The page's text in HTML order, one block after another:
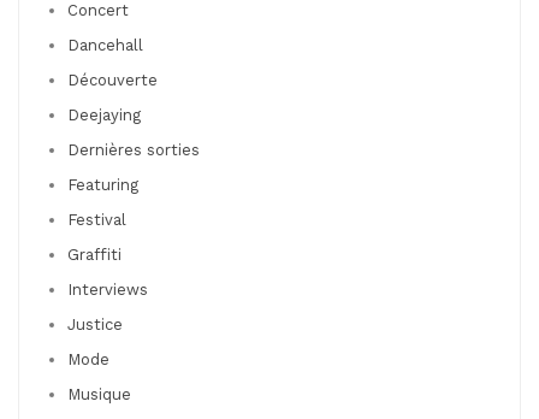
Concert
Dancehall
Découverte
Deejaying
Dernières sorties
Featuring
Festival
Graffiti
Interviews
Justice
Mode
Musique